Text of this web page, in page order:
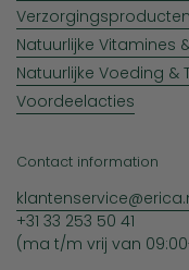
Verzorgingsproducten
Natuurlijke Vitamines
Natuurlijke Voeding &
Voordeelacties
Contact information
+31 33 253 50 41
(ma t/m vrij van 09:00-